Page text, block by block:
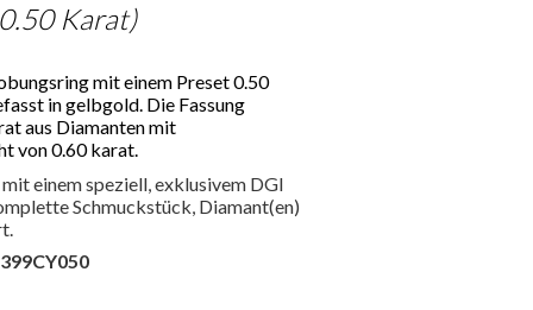
Karat)
mit einem Preset 0.50
in gelbgold. Die Fassung
aus Diamanten mit
von 0.60 karat.
einem speziell, exklusivem DGI
Schmuckstück, Diamant(en)